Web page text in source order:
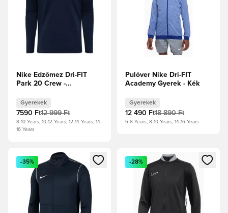
Nike Edzőmez Dri-FIT
Park 20 Crew -
Gyerekek
7590 Ft12 999 Ft
8-10 Years, 10-12 Years, 12-14 Years, 14-
16 Years
Pulóver Nike Dri-FIT
Academy Gyerek - Kék
Gyerekek
12 490 Ft18 890 Ft
6-8 Years, 8-10 Years, 14-16 Years
Megnyit egy modált a bejelentkezéshez vagy a tagként
-35%
Megnyit egy modált a
-28%